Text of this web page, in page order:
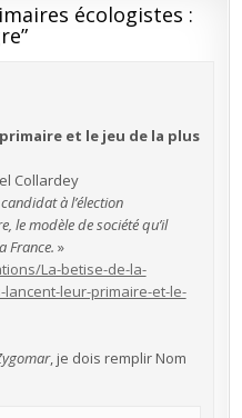
écologistes :
”
et le jeu de la plus
Collardey
à l’élection
le modèle de société qu’il
France. »
La-betise-de-la-
leur-primaire-et-le-
, je dois remplir Nom